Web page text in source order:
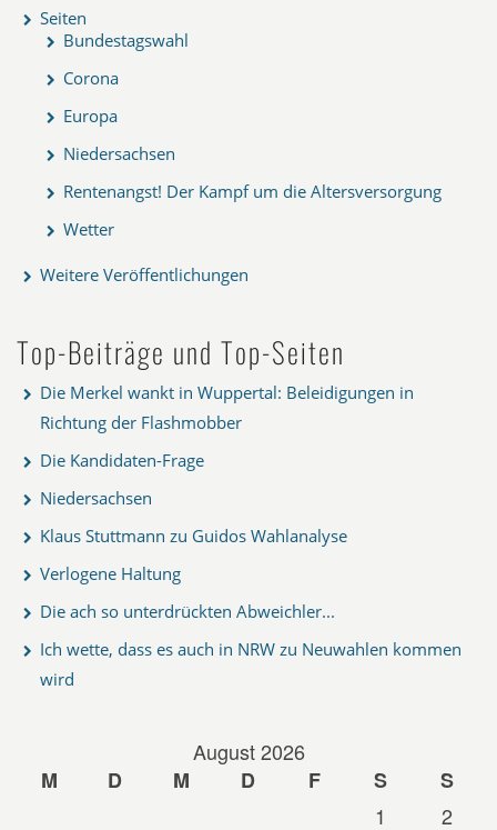
Seiten
Bundestagswahl
Corona
Europa
Niedersachsen
Rentenangst! Der Kampf um die Altersversorgung
Wetter
Weitere Veröffentlichungen
Top-Beiträge und Top-Seiten
Die Merkel wankt in Wuppertal: Beleidigungen in
Richtung der Flashmobber
Die Kandidaten-Frage
Niedersachsen
Klaus Stuttmann zu Guidos Wahlanalyse
Verlogene Haltung
Die ach so unterdrückten Abweichler...
Ich wette, dass es auch in NRW zu Neuwahlen kommen
wird
August 2026
M
D M D F S
S
1
2